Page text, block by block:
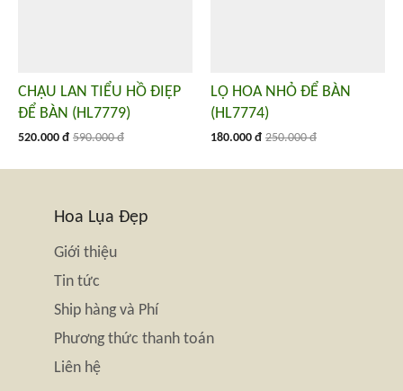
CHẬU LAN TIỂU HỒ ĐIỆP
ĐỂ BÀN (HL7779)
520.000 đ 590.000 đ
LỌ HOA NHỎ ĐỂ BÀN
(HL7774)
180.000 đ 250.000 đ
Hoa Lụa Đẹp
Giới thiệu
Tin tức
Ship hàng và Phí
Phương thức thanh toán
Liên hệ